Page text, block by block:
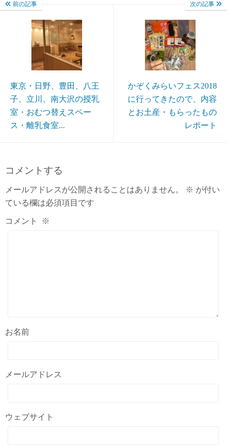
前の記事
東京・日野、豊田、八王
子、立川、南大沢の授乳
室・おむつ替えスペー
ス・離乳食室...
次の記事
かぞくみらいフェス2018
に行ってきたので、内容
とお土産・もらったもの
レポート
コメントする
メールアドレスが公開されることはありません。 ※ が付い
ている欄は必須項目です
コメント ※
お名前
メールアドレス
ウェブサイト